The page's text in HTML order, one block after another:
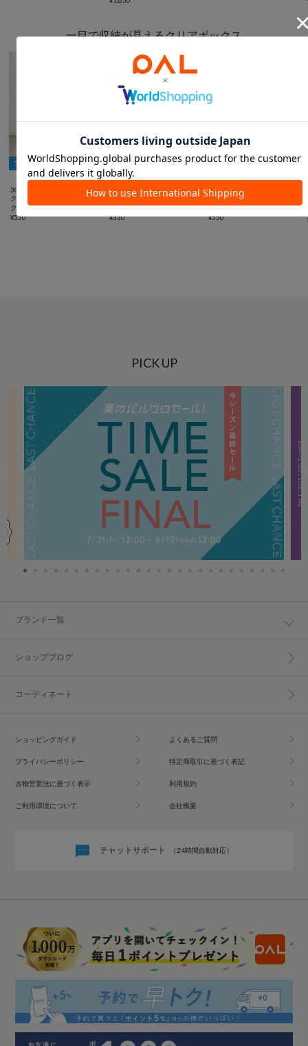
一目で収納が見えるクリアボックス
5％OFFクーポン

3COINS
クリアボックスバッグ：LL／
クリア収納シリーズ
¥550
5％OFFクーポン

3COINS
フタ付きクリアワイドボック
ス／クリア収納シリーズ
¥330
5％OFFクーポン

3COINS
ベッド&ソファ下クリアボッ
クス／クリア収納シリーズ
¥550
PICK UP
ブランド一覧
ショップブログ
コーディネート
ショッピングガイド よくあるご質問
プライバシーポリシー 特定商取引に基づく表記
古物営業法に基づく表示 利用規約
ご利用環境について 会社概要
チャットサポート （24時間自動対応）